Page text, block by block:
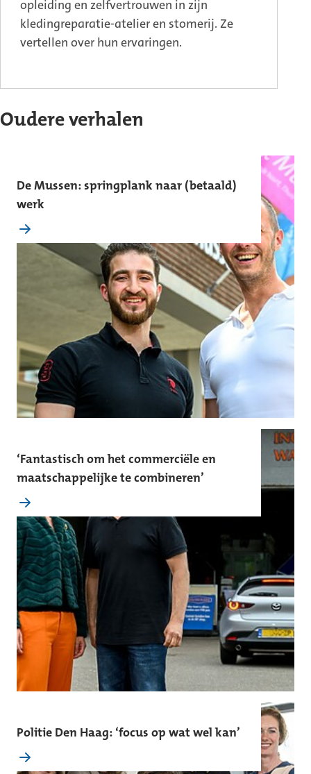
opleiding en zelfvertrouwen in zijn
kledingreparatie-atelier en stomerij. Ze
vertellen over hun ervaringen.
Oudere verhalen
De Mussen: springplank naar (betaald)
werk
‘Fantastisch om het commerciële en
maatschappelijke te combineren’
Politie Den Haag: ‘focus op wat wel kan’